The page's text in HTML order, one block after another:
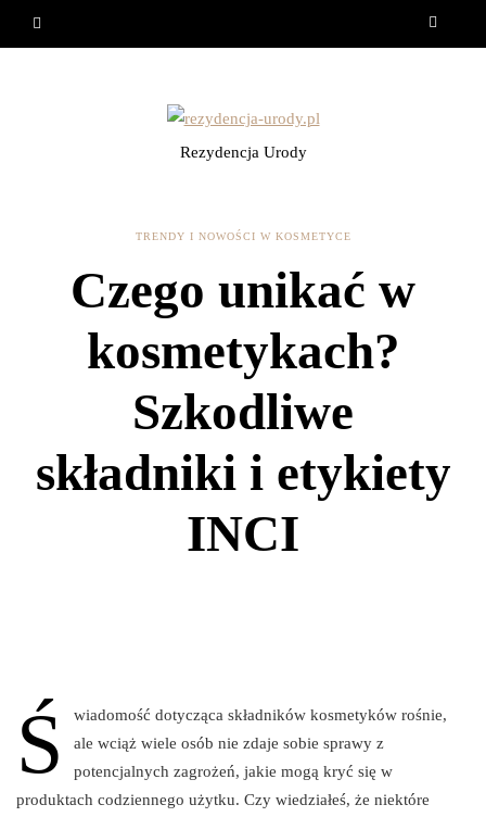
Rezydencja Urody
TRENDY I NOWOŚCI W KOSMETYCE
Czego unikać w
kosmetykach?
Szkodliwe
składniki i etykiety
INCI
Ś
wiadomość dotycząca składników kosmetyków rośnie,
ale wciąż wiele osób nie zdaje sobie sprawy z
potencjalnych zagrożeń, jakie mogą kryć się w
produktach codziennego użytku. Czy wiedziałeś, że niektóre